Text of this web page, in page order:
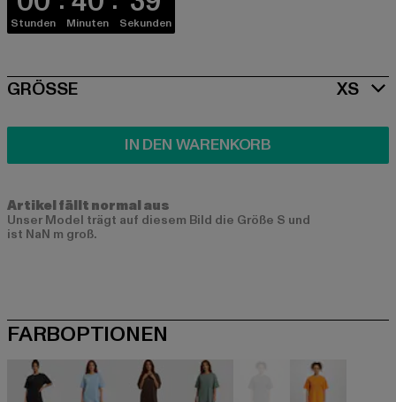
Stunden Minuten Sekunden
SIZE
GRÖSSE XS
IN DEN WARENKORB
Artikel fällt normal aus
Unser Model trägt auf diesem Bild die Größe S und
ist NaN m groß.
FARBOPTIONEN